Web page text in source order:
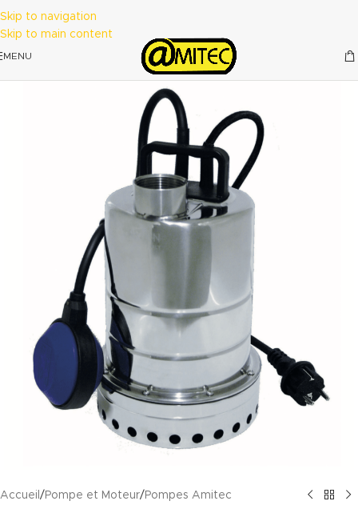
Skip to navigation
Skip to main content
MENU
Accueil / Pompe et Moteur/ Pompes Amitec